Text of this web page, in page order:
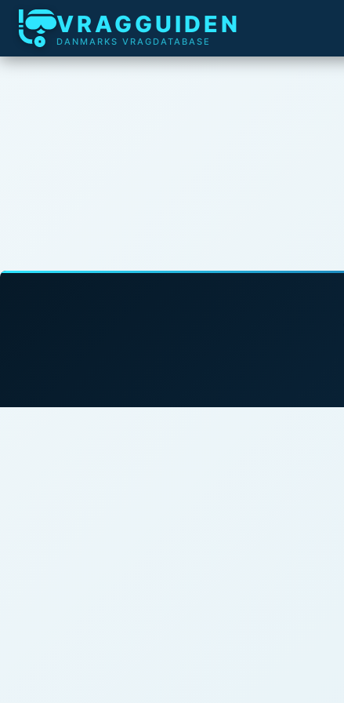
VRAGGUIDEN
DANMARKS VRAGDATABASE